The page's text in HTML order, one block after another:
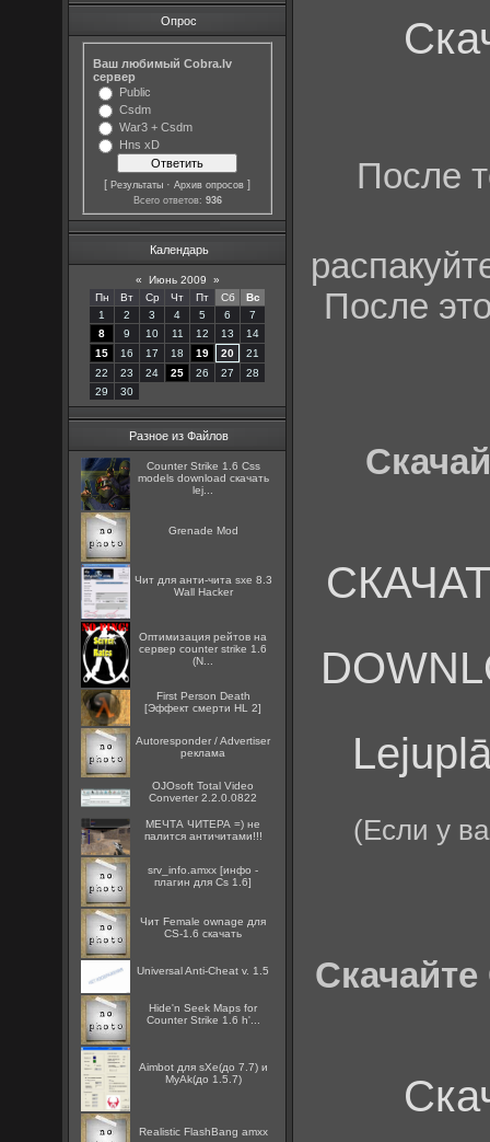
Опрос
Ваш любимый Cobra.lv
сервер
Public
Csdm
War3 + Csdm
Hns xD
[Результаты ·Архив опросов ]
Всего ответов: 936
Календарь
« Июнь 2009
»
Пн
Вт Ср Чт Пт Сб
Вс
1
2 3 4 5 6
7
8
9 10 11 12 13
14
15
16 17 18 19 20
21
22
23 24 25 26 27
28
29
30
Разное из Файлов
Counter Strike 1.6 Css
models download скачать
lej...
Grenade Mod
Чит для анти-чита sxe 8.3
Wall Hacker
Оптимизация рейтов на
сервер counter strike 1.6
(N...
First Person Death
[Эффект смерти HL 2]
Autoresponder / Advertiser
реклама
OJOsoft Total Video
Converter 2.2.0.0822
МЕЧТА ЧИТЕРА =) не
палится античитами!!!
srv_info.amxx [инфо -
плагин для Cs 1.6]
Чит Female ownage для
CS-1.6 скачать
Universal Anti-Cheat v. 1.5
Hide'n Seek Maps for
Counter Strike 1.6 h'...
Aimbot для sXe(до 7.7) и
MyAk(до 1.5.7)
Realistic FlashBang amxx
После
После
(Если у